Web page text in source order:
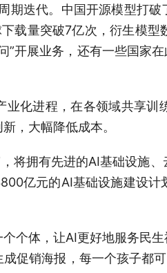
迭代。中国开源模型打破
载量突破7亿次，衍生模
”开展业务，还有一些国家
化进程，在各领域共享训
，大幅降低成本。
拥有先进的AI基础设施、
亿元的AI基础设施建设
体，让AI更好地服务民生
促销海报，每一个孩子都